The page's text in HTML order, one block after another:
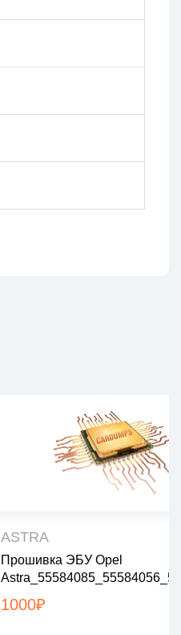
ASTRA
Прошивка ЭБУ Opel
Mbda
1000₽
все файлы проверены на
все файлы в архивах zip или
загрузка с 9:00-22:00 по Москве